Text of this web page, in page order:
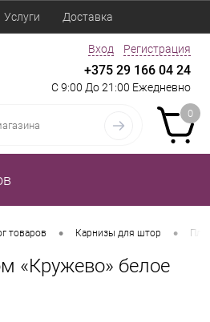
Услуги Доставка
Вход Регистрация
+375 29 166 04 24
С 9:00 До 21:00 Ежедневно
0
товаров • Карнизы для штор •
«Кружево» белое